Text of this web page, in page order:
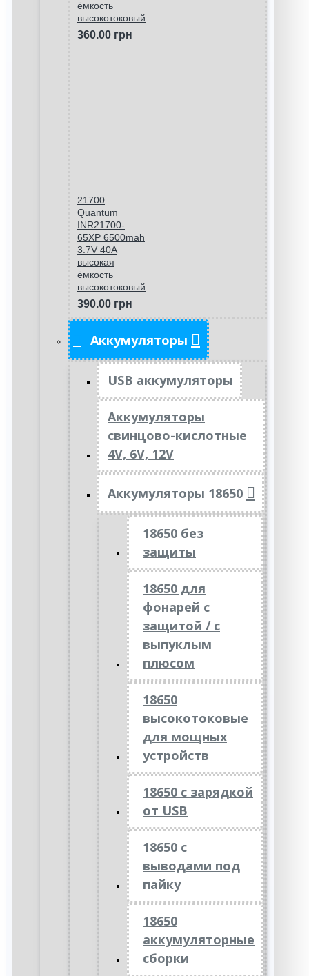
ёмкость
высокотоковый
360.00 грн
21700
Quantum
INR21700-
65XP 6500mah
3.7V 40A
высокая
ёмкость
высокотоковый
390.00 грн
Аккумуляторы
USB аккумуляторы
Аккумуляторы
свинцово-кислотные
4V, 6V, 12V
Аккумуляторы 18650
18650 без
защиты
18650 для
фонарей с
защитой / с
выпуклым
плюсом
18650
высокотоковые
для мощных
устройств
18650 с зарядкой
от USB
18650 с
выводами под
пайку
18650
аккумуляторные
сборки